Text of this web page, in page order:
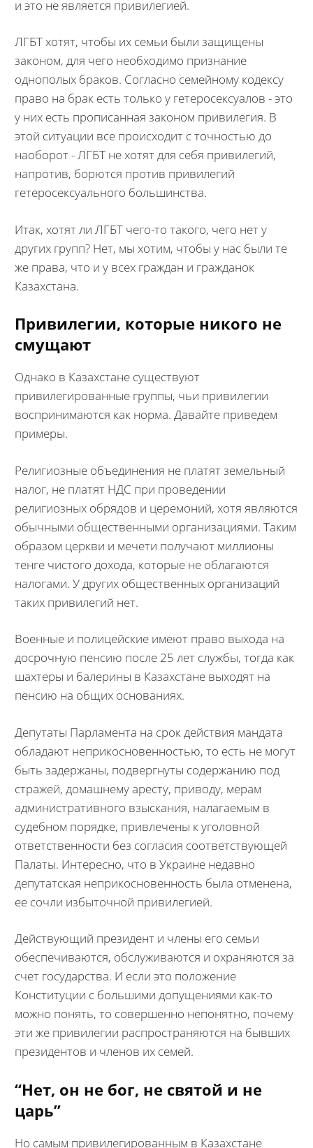
и это не является привилегией.
ЛГБТ хотят, чтобы их семьи были защищены
законом, для чего необходимо признание
однополых браков. Согласно семейному кодексу
право на брак есть только у гетеросексуалов - это
у них есть прописанная законом привилегия. В
этой ситуации все происходит с точностью до
наоборот - ЛГБТ не хотят для себя привилегий,
напротив, борются против привилегий
гетеросексуального большинства.
Итак, хотят ли ЛГБТ чего-то такого, чего нет у
других групп? Нет, мы хотим, чтобы у нас были те
же права, что и у всех граждан и гражданок
Казахстана.
Привилегии, которые никого не
смущают
Однако в Казахстане существуют
привилегированные группы, чьи привилегии
воспринимаются как норма. Давайте приведем
примеры.
Религиозные объединения не платят земельный
налог, не платят НДС при проведении
религиозных обрядов и церемоний, хотя являются
обычными общественными организациями. Таким
образом церкви и мечети получают миллионы
тенге чистого дохода, которые не облагаются
налогами. У других общественных организаций
таких привилегий нет.
Военные и полицейские имеют право выхода на
досрочную пенсию после 25 лет службы, тогда как
шахтеры и балерины в Казахстане выходят на
пенсию на общих основаниях.
Депутаты Парламента на срок действия мандата
обладают неприкосновенностью, то есть не могут
быть задержаны, подвергнуты содержанию под
стражей, домашнему аресту, приводу, мерам
административного взыскания, налагаемым в
судебном порядке, привлечены к уголовной
ответственности без согласия соответствующей
Палаты. Интересно, что в Украине недавно
депутатская неприкосновенность была отменена,
ее сочли избыточной привилегией.
Действующий президент и члены его семьи
обеспечиваются, обслуживаются и охраняются за
счет государства. И если это положение
Конституции с большими допущениями как-то
можно понять, то совершенно непонятно, почему
эти же привилегии распространяются на бывших
президентов и членов их семей.
“Нет, он не бог, не святой и не
царь”
Но самым привилегированным в Казахстане